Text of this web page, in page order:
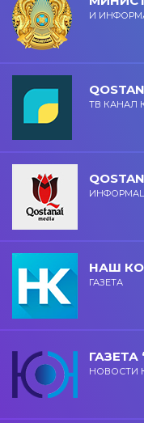
И
ТВ КАНАЛ
НАШ
ГАЗЕТА
ГАЗЕТА
НОВОСТИ